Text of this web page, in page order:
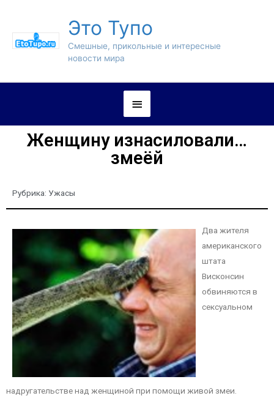
Это Тупо
Смешные, прикольные и интересные
новости мира
Женщину изнасиловали…
змеёй
Рубрика: Ужасы
Два жителя
американского
штата
Висконсин
обвиняются в
сексуальном
надругательстве над женщиной при помощи живой змеи.